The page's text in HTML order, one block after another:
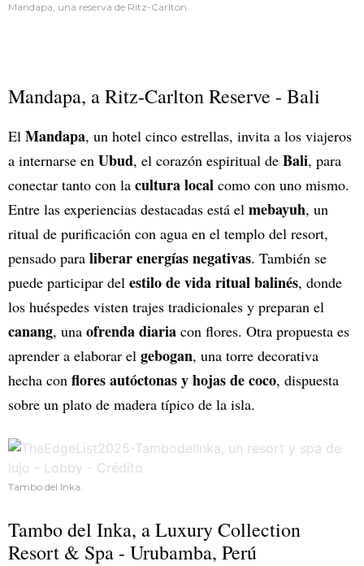
Mandapa, una reserva de Ritz-Carlton.
Mandapa, a Ritz-Carlton Reserve - Bali
El Mandapa, un hotel cinco estrellas, invita a los viajeros
a internarse en Ubud, el corazón espiritual de Bali, para
conectar tanto con la cultura local como con uno mismo.
Entre las experiencias destacadas está el mebayuh, un
ritual de purificación con agua en el templo del resort,
pensado para liberar energías negativas. También se
puede participar del estilo de vida ritual balinés, donde
los huéspedes visten trajes tradicionales y preparan el
canang, una ofrenda diaria con flores. Otra propuesta es
aprender a elaborar el gebogan, una torre decorativa
hecha con flores autóctonas y hojas de coco, dispuesta
sobre un plato de madera típico de la isla.
Tambo del Inka.
Tambo del Inka, a Luxury Collection
Resort & Spa - Urubamba, Perú